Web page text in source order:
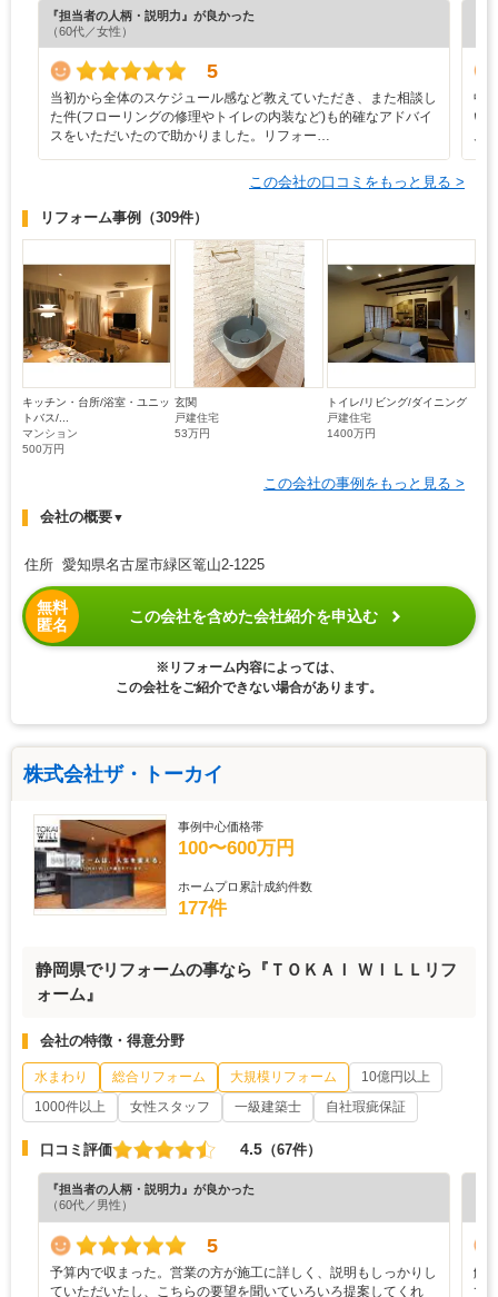
『担当者の人柄・説明力』が良かった
（60代／女性）
5
当初から全体のスケジュール感など教えていただき、また相談し
た件(フローリングの修理やトイレの内装など)も的確なアドバイ
スをいただいたので助かりました。リフォー…
中
い
ム
この会社の口コミをもっと見る >
リフォーム事例 （309件）
キッチン・台所/浴室・ユニッ
トバス/...
マンション
500万円
玄関
戸建住宅
53万円
トイレ/リビング/ダイニング
戸建住宅
1400万円
この会社の事例をもっと見る >
会社の概要▼
住所 愛知県名古屋市緑区篭山2-1225
無料
匿名
この会社を含めた会社紹介を申込む
※リフォーム内容によっては、
この会社をご紹介できない場合があります。
株式会社ザ・トーカイ
事例中心価格帯
100〜600万円
ホームプロ累計成約件数
177件
静岡県でリフォームの事なら『ＴＯＫＡＩ ＷＩＬＬリフ
ォーム』
会社の特徴・得意分野
水まわり 総合リフォーム 大規模リフォーム
10億円以上
1000件以上
女性スタッフ 一級建築士 自社瑕疵保証
口コミ評価 4.5 （67件）
『担当者の人柄・説明力』が良かった
（60代／男性）
5
予算内で収まった。営業の方が施工に詳しく、説明もしっかりし
ていただいたし、こちらの要望を聞いていろいろ提案してくれ
解
て